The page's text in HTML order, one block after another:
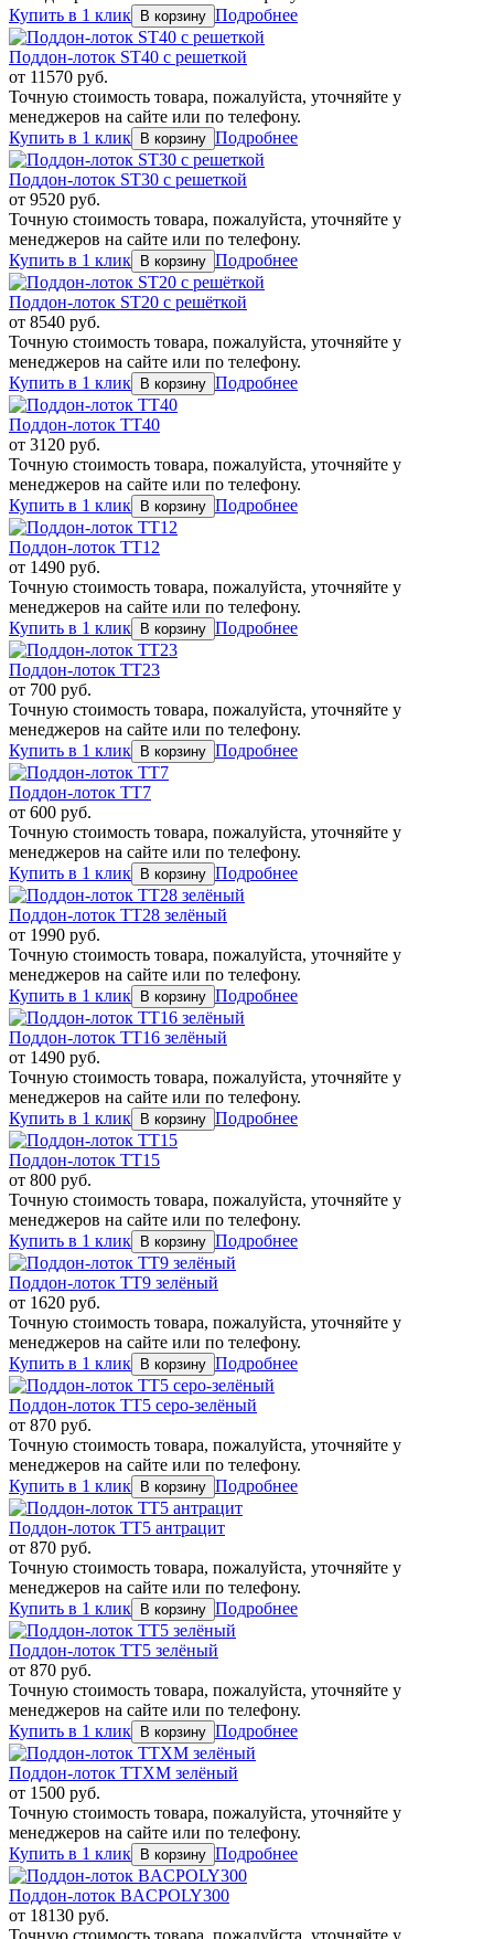
Купить в 1 клик
Подробнее
Поддон-лоток ST40 с решеткой
от 11570 руб.
Точную стоимость товара, пожалуйста, уточняйте у
менеджеров на сайте или по телефону.
Купить в 1 клик
Подробнее
Поддон-лоток ST30 с решеткой
от 9520 руб.
Точную стоимость товара, пожалуйста, уточняйте у
менеджеров на сайте или по телефону.
Купить в 1 клик
Подробнее
Поддон-лоток ST20 с решёткой
от 8540 руб.
Точную стоимость товара, пожалуйста, уточняйте у
менеджеров на сайте или по телефону.
Купить в 1 клик
Подробнее
Поддон-лоток TT40
от 3120 руб.
Точную стоимость товара, пожалуйста, уточняйте у
менеджеров на сайте или по телефону.
Купить в 1 клик
Подробнее
Поддон-лоток TT12
от 1490 руб.
Точную стоимость товара, пожалуйста, уточняйте у
менеджеров на сайте или по телефону.
Купить в 1 клик
Подробнее
Поддон-лоток TT23
от 700 руб.
Точную стоимость товара, пожалуйста, уточняйте у
менеджеров на сайте или по телефону.
Купить в 1 клик
Подробнее
Поддон-лоток TT7
от 600 руб.
Точную стоимость товара, пожалуйста, уточняйте у
менеджеров на сайте или по телефону.
Купить в 1 клик
Подробнее
Поддон-лоток TT28 зелёный
от 1990 руб.
Точную стоимость товара, пожалуйста, уточняйте у
менеджеров на сайте или по телефону.
Купить в 1 клик
Подробнее
Поддон-лоток TT16 зелёный
от 1490 руб.
Точную стоимость товара, пожалуйста, уточняйте у
менеджеров на сайте или по телефону.
Купить в 1 клик
Подробнее
Поддон-лоток TT15
от 800 руб.
Точную стоимость товара, пожалуйста, уточняйте у
менеджеров на сайте или по телефону.
Купить в 1 клик
Подробнее
Поддон-лоток TT9 зелёный
от 1620 руб.
Точную стоимость товара, пожалуйста, уточняйте у
менеджеров на сайте или по телефону.
Купить в 1 клик
Подробнее
Поддон-лоток TT5 серо-зелёный
от 870 руб.
Точную стоимость товара, пожалуйста, уточняйте у
менеджеров на сайте или по телефону.
Купить в 1 клик
Подробнее
Поддон-лоток TT5 антрацит
от 870 руб.
Точную стоимость товара, пожалуйста, уточняйте у
менеджеров на сайте или по телефону.
Купить в 1 клик
Подробнее
Поддон-лоток TT5 зелёный
от 870 руб.
Точную стоимость товара, пожалуйста, уточняйте у
менеджеров на сайте или по телефону.
Купить в 1 клик
Подробнее
Поддон-лоток TTXM зелёный
от 1500 руб.
Точную стоимость товара, пожалуйста, уточняйте у
менеджеров на сайте или по телефону.
Купить в 1 клик
Подробнее
Поддон-лоток BACPOLY300
от 18130 руб.